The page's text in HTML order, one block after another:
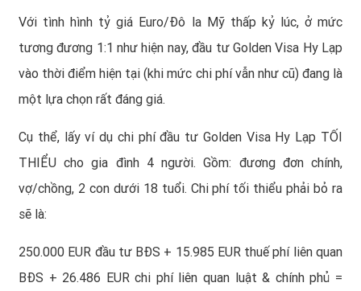
Với tình hình tỷ giá Euro/Đô la Mỹ thấp kỷ lúc, ở mức
tương đương 1:1 như hiện nay, đầu tư Golden Visa Hy Lạp
vào thời điểm hiện tại (khi mức chi phí vẫn như cũ) đang là
một lựa chọn rất đáng giá.
Cụ thể, lấy ví dụ chi phí đầu tư Golden Visa Hy Lạp TỐI
THIỂU cho gia đình 4 người. Gồm: đương đơn chính,
vợ/chồng, 2 con dưới 18 tuổi. Chi phí tối thiểu phải bỏ ra
sẽ là:
250.000 EUR đầu tư BĐS + 15.985 EUR thuế phí liên quan
BĐS + 26.486 EUR chi phí liên quan luật & chính phủ =